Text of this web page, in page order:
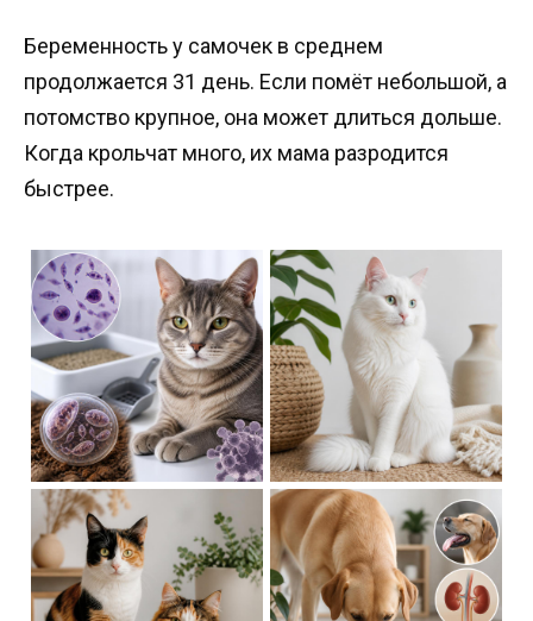
Беременность у самочек в среднем
продолжается 31 день. Если помёт небольшой, а
потомство крупное, она может длиться дольше.
Когда крольчат много, их мама разродится
быстрее.